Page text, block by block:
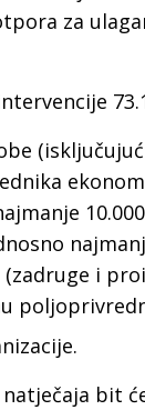
za
i
bit